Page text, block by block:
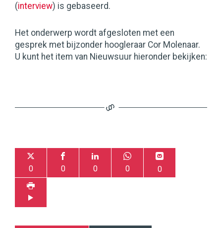
(interview) is gebaseerd.
Het onderwerp wordt afgesloten met een
gesprek met bijzonder hoogleraar Cor Molenaar.
U kunt het item van Nieuwsuur hieronder bekijken:
0 0 0 0 0